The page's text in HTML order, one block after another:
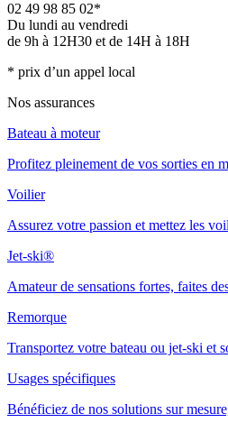
02 49 98 85 02*
Du lundi au vendredi
de 9h à 12H30 et de 14H à 18H
* prix d’un appel local
Nos assurances
Bateau à moteur
Profitez pleinement de vos sorties en
Voilier
Assurez votre passion et mettez les
Jet-ski®
Amateur de sensations fortes, faites
Remorque
Transportez votre bateau ou jet-ski et
Usages spécifiques
Bénéficiez de nos solutions sur